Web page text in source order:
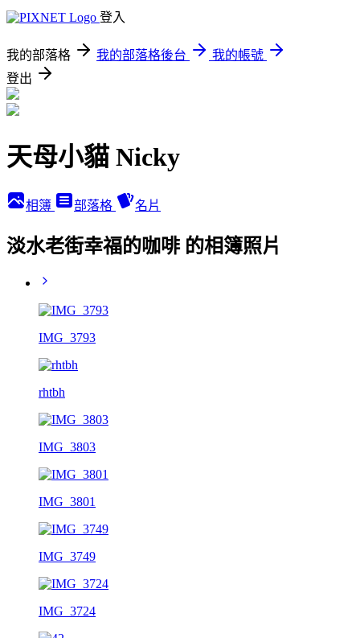
登入
我的部落格 我的部落格後台
我的帳號
登出
天母小貓 Nicky
相簿 部落格 名片
淡水老街幸福的咖啡 的相簿照片
IMG_3793
rhtbh
IMG_3803
IMG_3801
IMG_3749
IMG_3724